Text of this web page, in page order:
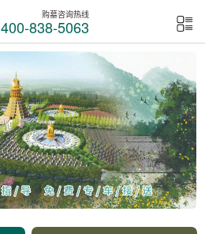
购墓咨询热线
400-838-5063